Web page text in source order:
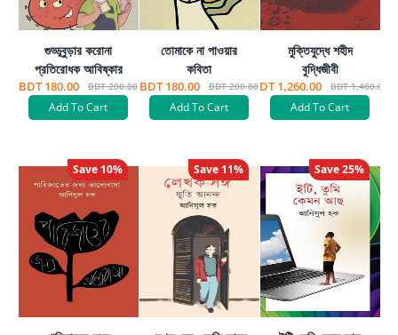
গুড্ডুবুড়ার করোনা
প্রতিরোধক আবিষ্কার
BDT 180.00 BDT 200.00
Add To Cart
তোমাকে না পাওয়ার
কবিতা
BDT 180.00 BDT 200.00
Add To Cart
মুক্তিযুদ্ধে শহীদ
বুদ্ধিজীবী
BDT 1,260.00 BDT 1,400.00
Add To Cart
Save 10% Save 11% Save25%